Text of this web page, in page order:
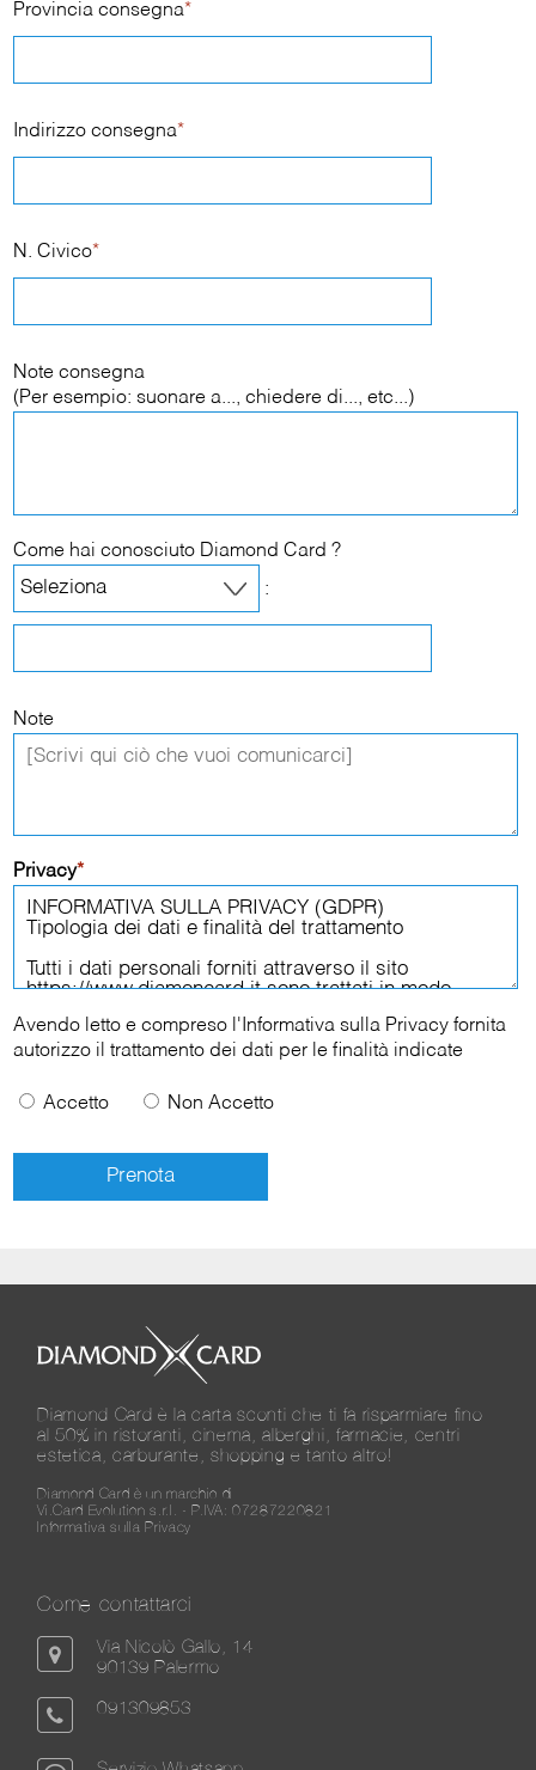
Provincia consegna*
Indirizzo consegna*
N. Civico*
Note consegna
(Per esempio: suonare a..., chiedere di..., etc...)
Come hai conosciuto Diamond Card ?
:
Note
Privacy*
Avendo letto e compreso l' Informativa sulla Privacy fornita
autorizzo il trattamento dei dati per le finalità indicate
Accetto Non Accetto
Diamond Card è la carta sconti che ti fa risparmiare fino
al 50% in ristoranti, cinema, alberghi, farmacie, centri
estetica, carburante, shopping e tanto altro!
Diamond Card è un marchio di
Vi.Card Evolution s.r.l. - P.IVA: 07287220821
Informativa sulla Privacy
Come contattarci
Via Nicolò Gallo, 14
90139 Palermo
091309853